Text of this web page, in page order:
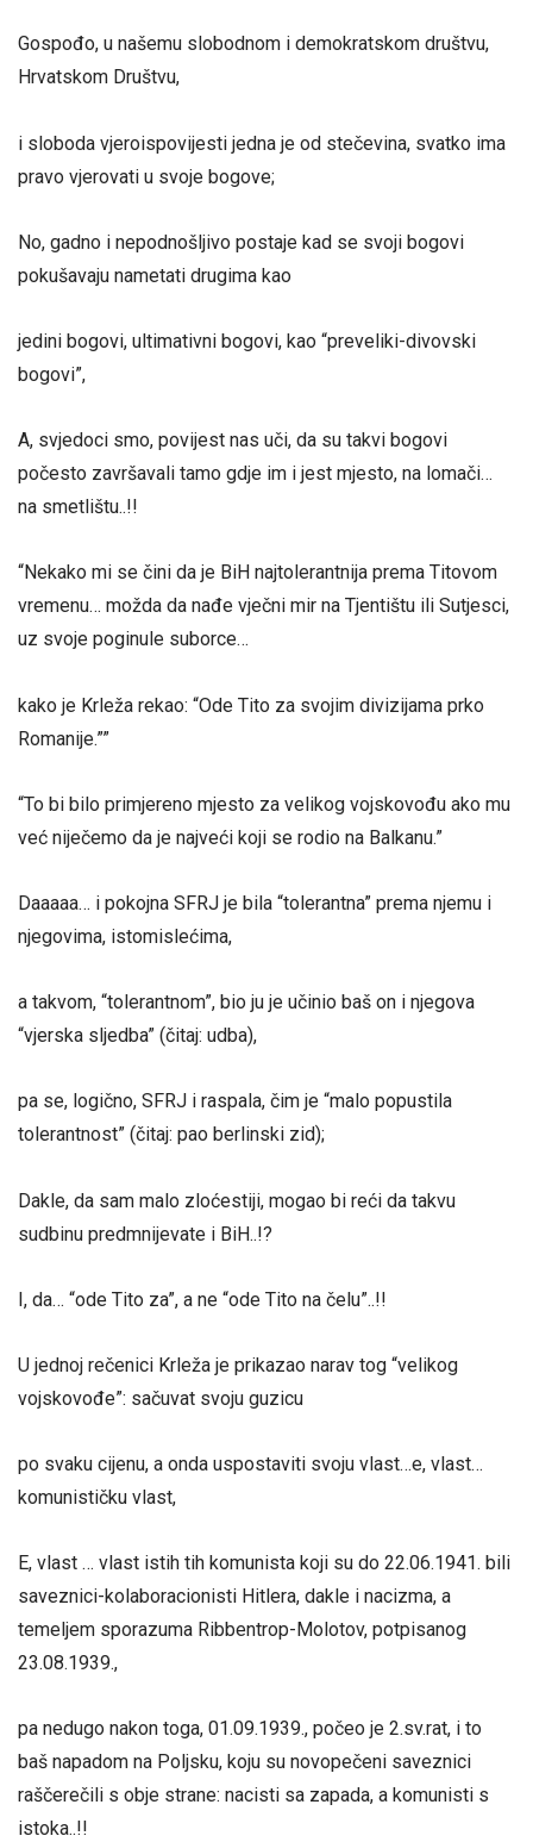
Gospođo, u našemu slobodnom i demokratskom društvu,
Hrvatskom Društvu,
i sloboda vjeroispovijesti jedna je od stečevina, svatko ima
pravo vjerovati u svoje bogove;
No, gadno i nepodnošljivo postaje kad se svoji bogovi
pokušavaju nametati drugima kao
jedini bogovi, ultimativni bogovi, kao “preveliki-divovski
bogovi”,
A, svjedoci smo, povijest nas uči, da su takvi bogovi
počesto završavali tamo gdje im i jest mjesto, na lomači…
na smetlištu..!!
“Nekako mi se čini da je BiH najtolerantnija prema Titovom
vremenu… možda da nađe vječni mir na Tjentištu ili Sutjesci,
uz svoje poginule suborce…
kako je Krleža rekao: “Ode Tito za svojim divizijama prko
Romanije.””
“To bi bilo primjereno mjesto za velikog vojskovođu ako mu
već niječemo da je najveći koji se rodio na Balkanu.”
Daaaaa… i pokojna SFRJ je bila “tolerantna” prema njemu i
njegovima, istomislećima,
a takvom, “tolerantnom”, bio ju je učinio baš on i njegova
“vjerska sljedba” (čitaj: udba),
pa se, logično, SFRJ i raspala, čim je “malo popustila
tolerantnost” (čitaj: pao berlinski zid);
Dakle, da sam malo zloćestiji, mogao bi reći da takvu
sudbinu predmnijevate i BiH..!?
I, da… “ode Tito za”, a ne “ode Tito na čelu”..!!
U jednoj rečenici Krleža je prikazao narav tog “velikog
vojskovođe”: sačuvat svoju guzicu
po svaku cijenu, a onda uspostaviti svoju vlast…e, vlast…
komunističku vlast,
E, vlast … vlast istih tih komunista koji su do 22.06.1941. bili
saveznici-kolaboracionisti Hitlera, dakle i nacizma, a
temeljem sporazuma Ribbentrop-Molotov, potpisanog
23.08.1939.,
pa nedugo nakon toga, 01.09.1939., počeo je 2.sv.rat, i to
baš napadom na Poljsku, koju su novopečeni saveznici
raščerečili s obje strane: nacisti sa zapada, a komunisti s
istoka..!!